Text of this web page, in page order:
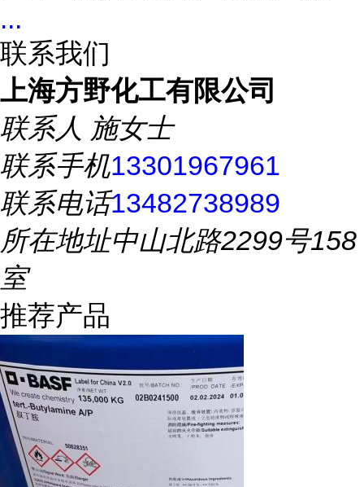
...
联系我们
上海方野化工有限公司
联系人 施女士
联系手机13301967961
联系电话13482738989
所在地址中山北路2299号158
室
推荐产品